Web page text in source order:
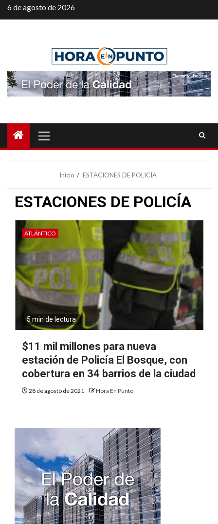
Saltar
al
6 de agosto de 2026
principal
Inicio ESTACIONES DE POLICÍA
ESTACIONES DE POLICÍA
ATLÁNTICO
5 min de lectura
$11 mil millones para nueva
estación de Policía El Bosque, con
cobertura en 34 barrios de la ciudad
28 de agosto de 2021 Hora En Punto